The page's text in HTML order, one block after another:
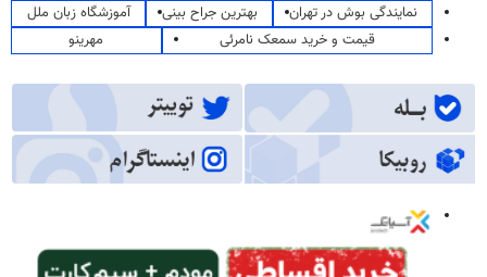
نمایندگی بوش در تهران
بهترین جراح بینی
آموزشگاه زبان ملل
قیمت و خرید سمعک نامرئی
مهرینو